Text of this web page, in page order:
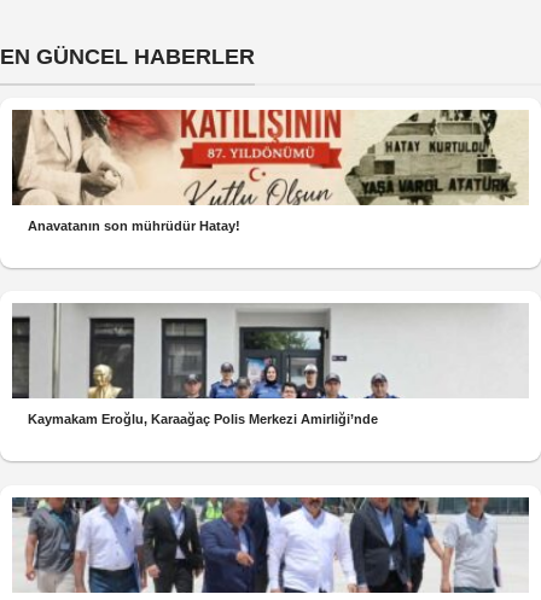
EN GÜNCEL HABERLER
Anavatanın son mührüdür Hatay!
Kaymakam Eroğlu, Karaağaç Polis Merkezi Amirliği’nde